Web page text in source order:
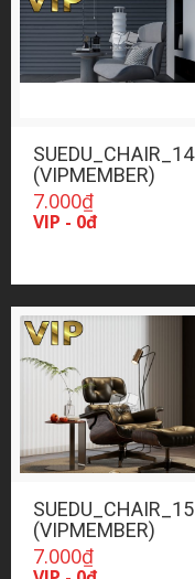
SUEDU_CHAIR_14
(VIPMEMBER)
7.000₫
VIP - 0đ
SUEDU_CHAIR_15
(VIPMEMBER)
7.000₫